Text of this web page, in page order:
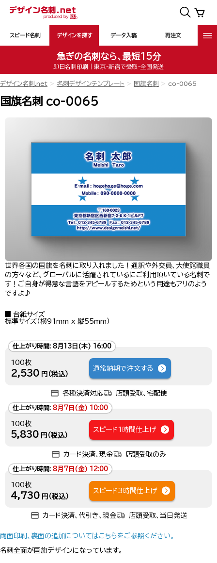
スピード名刺 デザインを探す データ入稿 再注文
急ぎの名刺なら、最短15分
即日名刺印刷｜東京・新宿で受取・全国発送
デザイン名刺.net 名刺デザインテンプレート 国旗名刺 co-0065
国旗名刺 co-0065
世界各国の国旗を名刺に取り入れました！通訳や外交員、大使館職員
の方々など、グローバルに活躍されているにご利用頂いている名刺で
す！ご自身が得意な言語をアピールするためという用途もアリのよう
ですよ♪
台紙サイズ
標準サイズ（横91mm x 縦55mm）
仕上がり時間: 8月13日(木) 16:00
100枚
2,530 円（税込）
通常納期で注文する
各種決済対応 店頭受取、宅配便
仕上がり時間: 8月7日(金) 10:00
100枚
5,830 円（税込）
スピード1時間仕上げ
カード決済、現金 店頭受取のみ
仕上がり時間: 8月7日(金) 12:00
100枚
4,730 円（税込）
スピード3時間仕上げ
カード決済、代引き、現金 店頭受取、当日発送
両面印刷、裏面の追加についてはこちらをご参照ください。
名刺全面が国旗デザインになっています。